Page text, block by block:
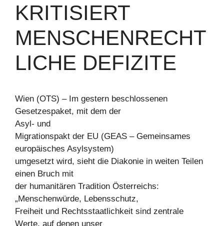
KRITISIERT
MENSCHENRECHT
LICHE DEFIZITE
Wien (OTS) – Im gestern beschlossenen
Gesetzespaket, mit dem der
Asyl- und
Migrationspakt der EU (GEAS – Gemeinsames
europäisches Asylsystem)
umgesetzt wird, sieht die Diakonie in weiten Teilen
einen Bruch mit
der humanitären Tradition Österreichs:
„Menschenwürde, Lebensschutz,
Freiheit und Rechtsstaatlichkeit sind zentrale
Werte, auf denen unser